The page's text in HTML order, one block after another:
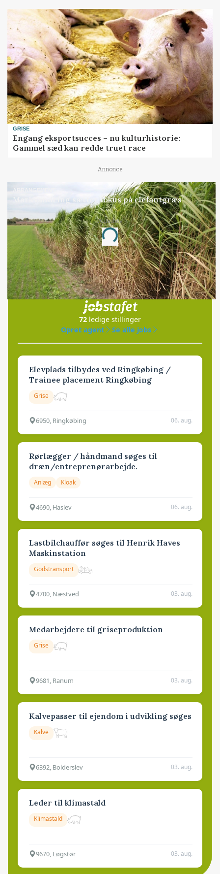
GRISE
Engang eksportsucces – nu kulturhistorie:
Gammel sæd kan redde truet race
Annonce
ARRANGEMENT
Markvandring sætter fokus på elefantgræs
Annonce
Loading...
Jobs
i samarbejde med
72 ledige stillinger
Opret agent
Se alle jobs
Elevplads tilbydes ved Ringkøbing /
Trainee placement Ringkøbing
Grise
6950, Ringkøbing 06. aug.
Rørlægger / håndmand søges til
dræn/entreprenørarbejde.
Anlæg Kloak
4690, Haslev 06. aug.
Lastbilchauffør søges til Henrik Haves
Maskinstation
Godstransport
4700, Næstved 03. aug.
Medarbejdere til griseproduktion
Grise
9681, Ranum 03. aug.
Kalvepasser til ejendom i udvikling søges
Kalve
6392, Bolderslev 03. aug.
Leder til klimastald
Klimastald
9670, Løgstør 03. aug.